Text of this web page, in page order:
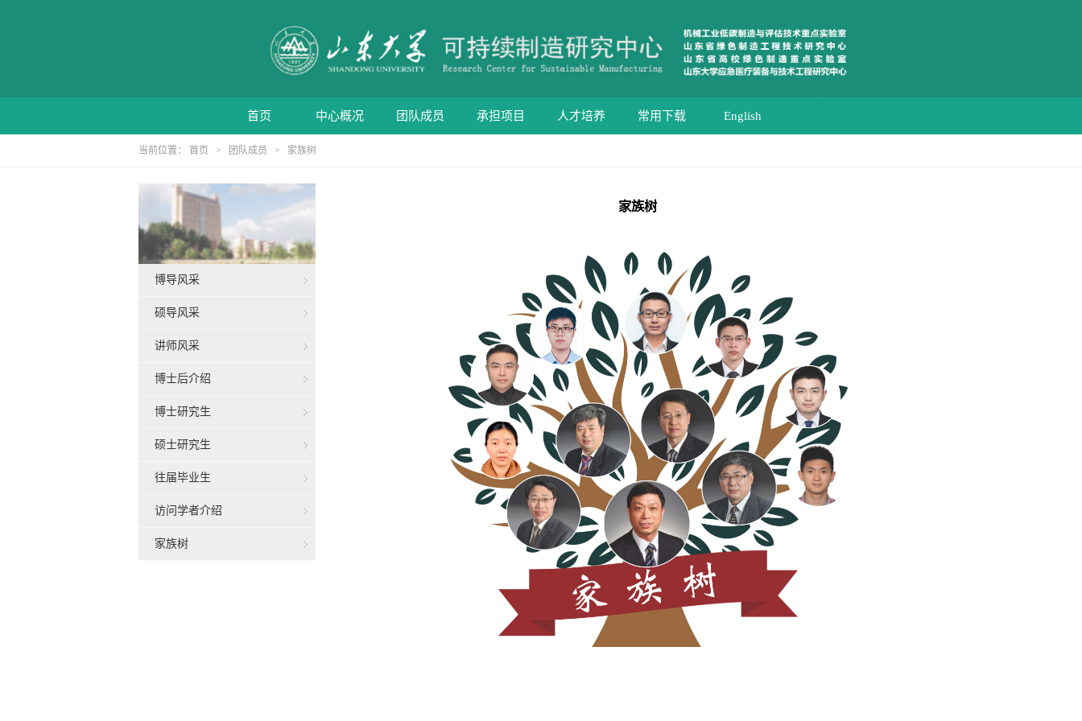
首页 中心概况 团队成员 承担项目 人才培养 常用下载 English
当前位置： 首页 > 团队成员 > 家族树
博导风采
硕导风采
讲师风采
博士后介绍
博士研究生
硕士研究生
往届毕业生
访问学者介绍
家族树
家族树